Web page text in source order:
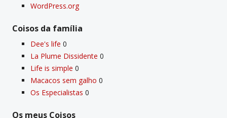
WordPress.org
Coisos da famí­lia
Dee's life 0
La Plume Dissidente 0
Life is simple 0
Macacos sem galho 0
Os Especialistas 0
Os meus Coisos